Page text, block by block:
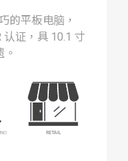
的平板电脑，
认证，具 10.1 寸